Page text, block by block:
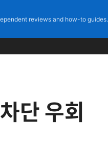
reviews and how-to guides.
단 우회